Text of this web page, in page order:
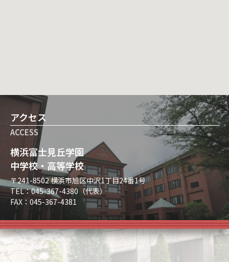
アクセス
ACCESS
横浜富士見丘学園
中学校・高等学校
〒241-8502 横浜市旭区中沢1丁目24番1号
TEL：045-367-4380（代表）
FAX：045-367-4381